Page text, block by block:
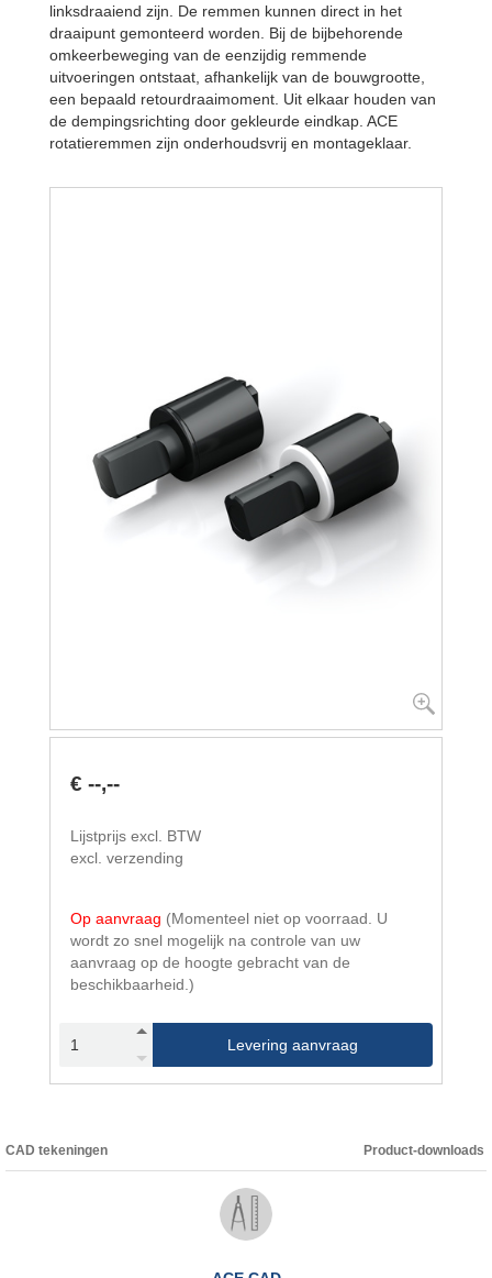
linksdraaiend zijn. De remmen kunnen direct in het
draaipunt gemonteerd worden. Bij de bijbehorende
omkeerbeweging van de eenzijdig remmende
uitvoeringen ontstaat, afhankelijk van de bouwgrootte,
een bepaald retourdraaimoment. Uit elkaar houden van
de dempingsrichting door gekleurde eindkap. ACE
rotatieremmen zijn onderhoudsvrij en montageklaar.
€ --,--
Lijstprijs excl. BTW
excl. verzending
Op aanvraag (Momenteel niet op voorraad. U
wordt zo snel mogelijk na controle van uw
aanvraag op de hoogte gebracht van de
beschikbaarheid.)
Levering aanvraag
CAD tekeningen Product-downloads